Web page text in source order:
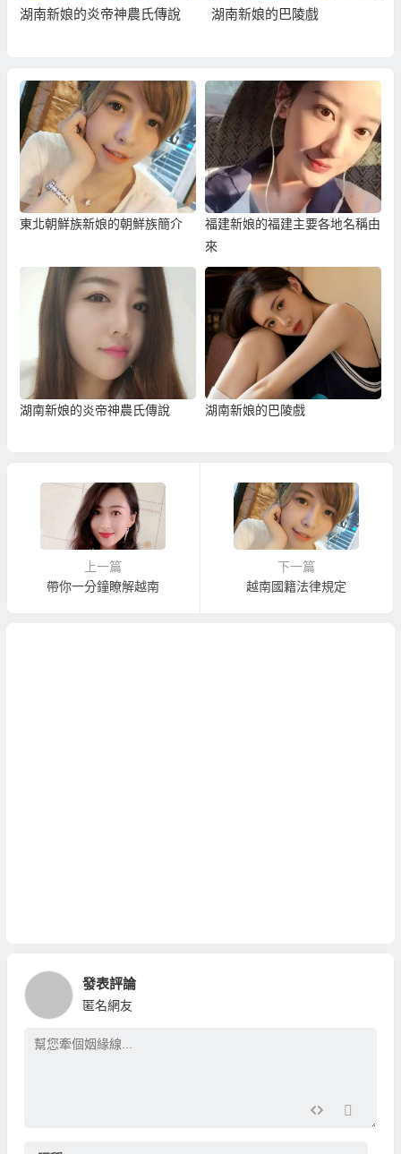
湖南新娘的炎帝神農氏傳說 湖南新娘的巴陵戲
東北朝鮮族新娘的朝鮮族簡介
福建新娘的福建主要各地名稱由
來
湖南新娘的炎帝神農氏傳說 湖南新娘的巴陵戲
上一篇
帶你一分鐘瞭解越南
下一篇
越南國籍法律規定
發表評論
匿名網友